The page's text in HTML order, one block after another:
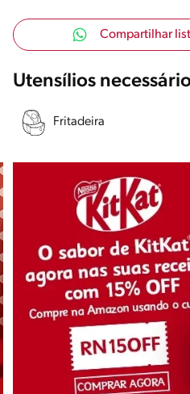
Compartilhar
Utensílios
Fritadeira